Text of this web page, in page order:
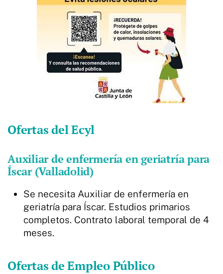
Ofertas del Ecyl
Auxiliar de enfermería en geriatría para
Íscar (Valladolid)
Se necesita Auxiliar de enfermería en
geriatría para Íscar. Estudios primarios
completos. Contrato laboral temporal de 4
meses.
Ofertas de Empleo Público